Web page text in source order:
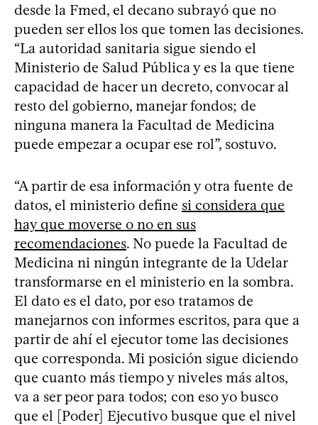
desde la Fmed, el decano subrayó que no
pueden ser ellos los que tomen las decisiones.
“La autoridad sanitaria sigue siendo el
Ministerio de Salud Pública y es la que tiene
capacidad de hacer un decreto, convocar al
resto del gobierno, manejar fondos; de
ninguna manera la Facultad de Medicina
puede empezar a ocupar ese rol”, sostuvo.
“A partir de esa información y otra fuente de
datos, el ministerio define si considera que
hay que moverse o no en sus
recomendaciones. No puede la Facultad de
Medicina ni ningún integrante de la Udelar
transformarse en el ministerio en la sombra.
El dato es el dato, por eso tratamos de
manejarnos con informes escritos, para que a
partir de ahí el ejecutor tome las decisiones
que corresponda. Mi posición sigue diciendo
que cuanto más tiempo y niveles más altos,
va a ser peor para todos; con eso yo busco
que el [Poder] Ejecutivo busque que el nivel